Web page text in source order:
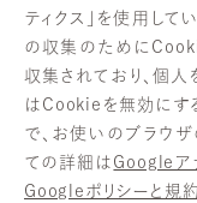
ティクス」を使用して
の収集のために
収集されており、個人
はCookieを無効にす
で、お使いのブラウ
ての詳細は Googleア
Googleポリシーと規